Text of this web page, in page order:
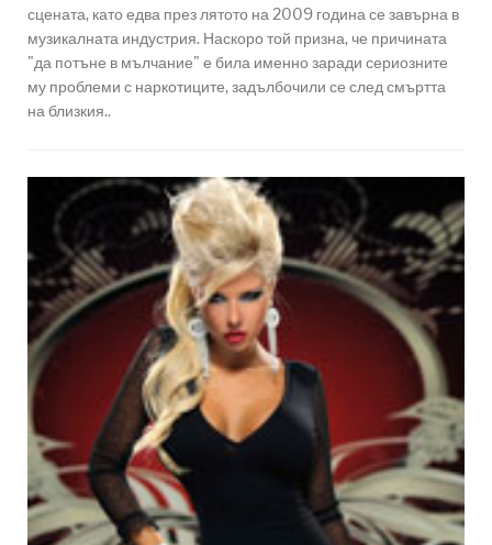
сцената, като едва през лятото на 2009 година се завърна в
музикалната индустрия. Наскоро той призна, че причината
"да потъне в мълчание" е била именно заради сериозните
му проблеми с наркотиците, задълбочили се след смъртта
на близкия..